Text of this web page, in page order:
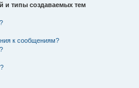
и типы создаваемых тем
к сообщениям?